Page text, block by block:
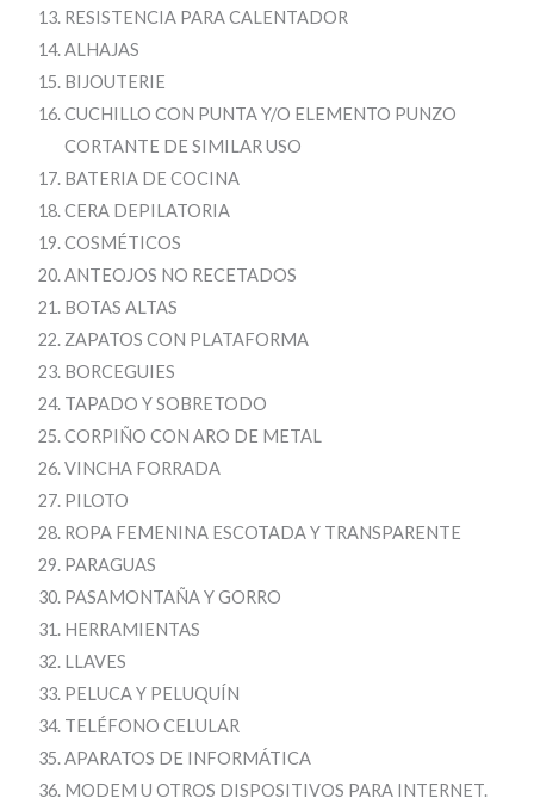
RESISTENCIA PARA CALENTADOR
ALHAJAS
BIJOUTERIE
CUCHILLO CON PUNTA Y/O ELEMENTO PUNZO
CORTANTE DE SIMILAR USO
BATERIA DE COCINA
CERA DEPILATORIA
COSMÉTICOS
ANTEOJOS NO RECETADOS
BOTAS ALTAS
ZAPATOS CON PLATAFORMA
BORCEGUIES
TAPADO Y SOBRETODO
CORPIÑO CON ARO DE METAL
VINCHA FORRADA
PILOTO
ROPA FEMENINA ESCOTADA Y TRANSPARENTE
PARAGUAS
PASAMONTAÑA Y GORRO
HERRAMIENTAS
LLAVES
PELUCA Y PELUQUÍN
TELÉFONO CELULAR
APARATOS DE INFORMÁTICA
MODEM U OTROS DISPOSITIVOS PARA INTERNET.